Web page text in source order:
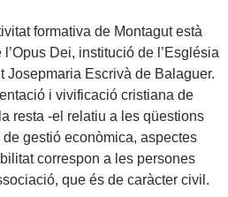
formativa de Montagut està
Dei, institució de l’Església
Josepmaria Escrivà de Balaguer.
i vivificació cristiana de
resta -el relatiu a les qüestions
gestió econòmica, aspectes
correspon a les persones
que és de caràcter civil.